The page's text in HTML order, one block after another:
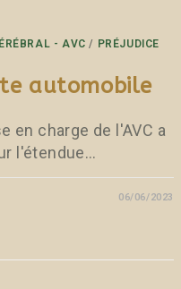
- AVC / PRÉJUDICE
automobile
en charge de l'AVC a
l'étendue…
06/06/2023